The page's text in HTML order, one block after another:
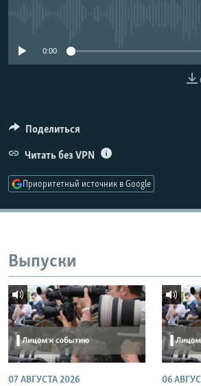
0:00
Поделиться
Читать без VPN
Приоритетный источник в Google
Выпуски
07 АВГУСТА 2026 06